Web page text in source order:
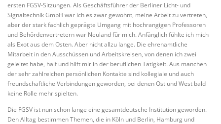
ersten FGSV-Sitzungen. Als Geschäftsführer der Berliner Licht- und
Signaltechnik GmbH war ich es zwar gewohnt, meine Arbeit zu vertreten,
aber der stark fachlich geprägte Umgang mit hochrangigen Professoren
und Behördenvertretern war Neuland für mich. Anfänglich fühlte ich mich
als Exot aus dem Osten. Aber nicht allzu lange. Die ehrenamtliche
Mitarbeit in den Ausschüssen und Arbeitskreisen, von denen ich zwei
geleitet habe, half und hilft mir in der beruflichen Tätigkeit. Aus manchen
der sehr zahlreichen persönlichen Kontakte sind kollegiale und auch
freundschaftliche Verbindungen geworden, bei denen Ost und West bald
keine Rolle mehr spielten.
Die FGSV ist nun schon lange eine gesamtdeutsche Institution geworden.
Den Alltag bestimmen Themen, die in Köln und Berlin, Hamburg und